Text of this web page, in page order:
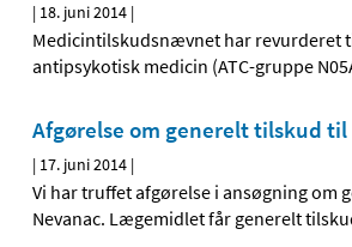
| 18. juni 2014 |
Medicintilskudsnævnet har revurderet
antipsykotisk medicin (ATC-gruppe
Afgørelse om generelt tilskud
| 17. juni 2014 |
Vi har truffet afgørelse i ansøgning om
Nevanac. Lægemidlet får generelt